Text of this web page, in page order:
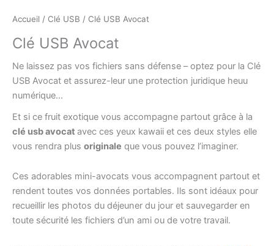
Accueil / Clé USB / Clé USB Avocat
Clé USB Avocat
Ne laissez pas vos fichiers sans défense – optez pour la Clé
USB Avocat et assurez-leur une protection juridique heuu
numérique…
Et si ce fruit exotique vous accompagne partout grâce à la
clé usb avocat avec ces yeux kawaii et ces deux styles elle
vous rendra plus originale que vous pouvez l’imaginer.
Ces adorables mini-avocats vous accompagnent partout et
rendent toutes vos données portables. Ils sont idéaux pour
recueillir les photos du déjeuner du jour et sauvegarder en
toute sécurité les fichiers d’un ami ou de votre travail.